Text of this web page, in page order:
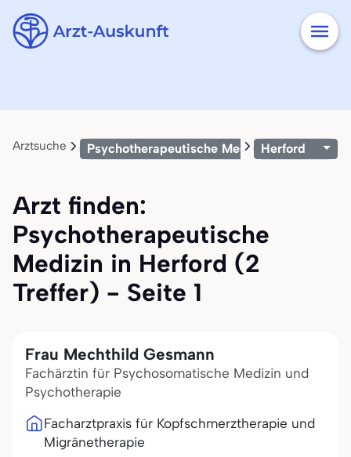
Arztsuche Psychotherapeutische MedizinHerford
Arzt finden:
Psychotherapeutische
Medizin in Herford (2
Treffer) - Seite 1
Frau Mechthild Gesmann
Fachärztin für Psychosomatische Medizin und
Psychotherapie
Facharztpraxis für Kopfschmerztherapie und
Migränetherapie